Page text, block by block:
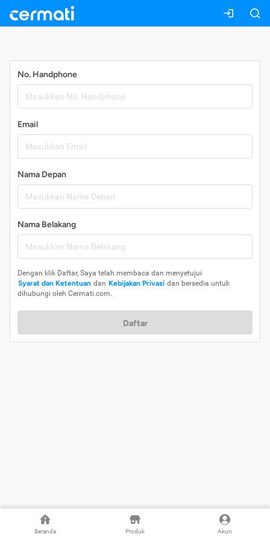
Beranda Produk Akun
No. Handphone
Email
Nama Depan
Nama Belakang
Dengan klik Daftar, Saya telah membaca dan menyetujui
Syarat dan Ketentuan dan Kebijakan Privasi dan bersedia untuk
dihubungi oleh Cermati.com.
Daftar